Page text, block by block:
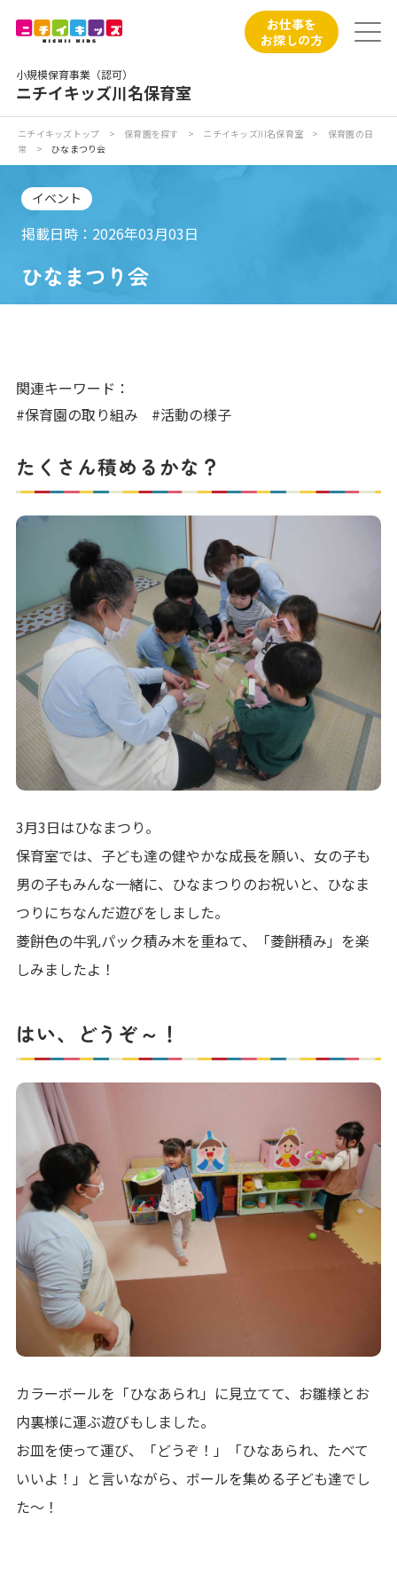
小規模保育事業（認可）
ニチイキッズ川名保育室
お仕事を
お探しの方
ニチイが大切にしていること
お食事
入園の概要
写真販売サービス
各種書類
よくあるご質問
保育園に関するお問い合わせ
プライバシーポリシー サイトのご利用について
サイトマップ ニチイ学館オフィシャルサイト
ニチイキッズトップ > 保育園を探す > ニチイキッズ川名保育室 >
保育園の日
常
> ひなまつり会
イベント
掲載日時：2026年03月03日
ひなまつり会
関連キーワード：
#保育園の取り組み
#活動の様子
たくさん積めるかな？
3月3日はひなまつり。
保育室では、子ども達の健やかな成長を願い、女の子も
男の子もみんな一緒に、ひなまつりのお祝いと、ひなま
つりにちなんだ遊びをしました。
菱餅色の牛乳パック積み木を重ねて、「菱餅積み」を楽
しみましたよ！
はい、どうぞ～！
カラーボールを「ひなあられ」に見立てて、お雛様とお
内裏様に運ぶ遊びもしました。
お皿を使って運び、「どうぞ！」「ひなあられ、たべて
いいよ！」と言いながら、ボールを集める子ども達でし
た～！